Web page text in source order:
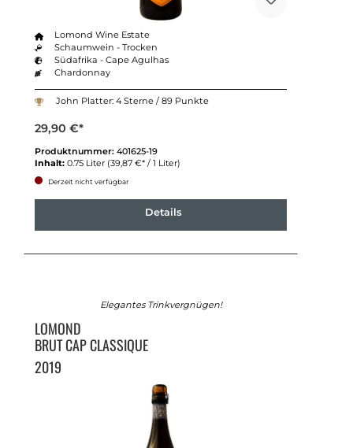
Lomond Wine Estate
Schaumwein - Trocken
Südafrika - Cape Agulhas
Chardonnay
John Platter: 4 Sterne / 89 Punkte
29,90 €*
Produktnummer: 401625-19
Inhalt: 0.75 Liter (39,87 €* / 1 Liter)
Derzeit nicht verfügbar
Details
Elegantes Trinkvergnügen!
LOMOND
BRUT CAP CLASSIQUE
2019